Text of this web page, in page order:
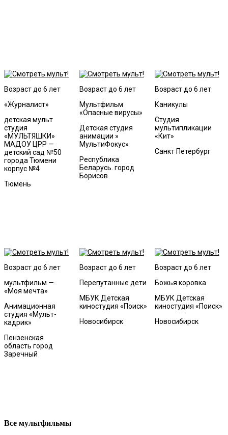
Возраст до 6 лет
«Журналист»
детская мульт
студия
«МУЛЬТЯШКИ»
МАДОУ ЦРР —
детский сад №50
города Тюмени
корпус №4
Тюмень
Возраст до 6 лет
Мультфильм
«Опасные вирусы»
Детская студия
анимации »
МультиФокус»
Республика
Беларусь. город
Борисов
Возраст до 6 лет
Каникулы
Студия
мультипликации
«Кит»
Санкт Петербург
Возраст до 6 лет
мультфильм —
«Моя мечта»
Анимационная
студия «Мульт-
кадрик»
Пензенская
область город
Заречный
Возраст до 6 лет
Перепутанные дети
МБУК Детская
киностудия «Поиск»
Новосибирск
Возраст до 6 лет
Божья коровка
МБУК Детская
киностудия «Поиск»
Новосибирск
Все мультфильмы